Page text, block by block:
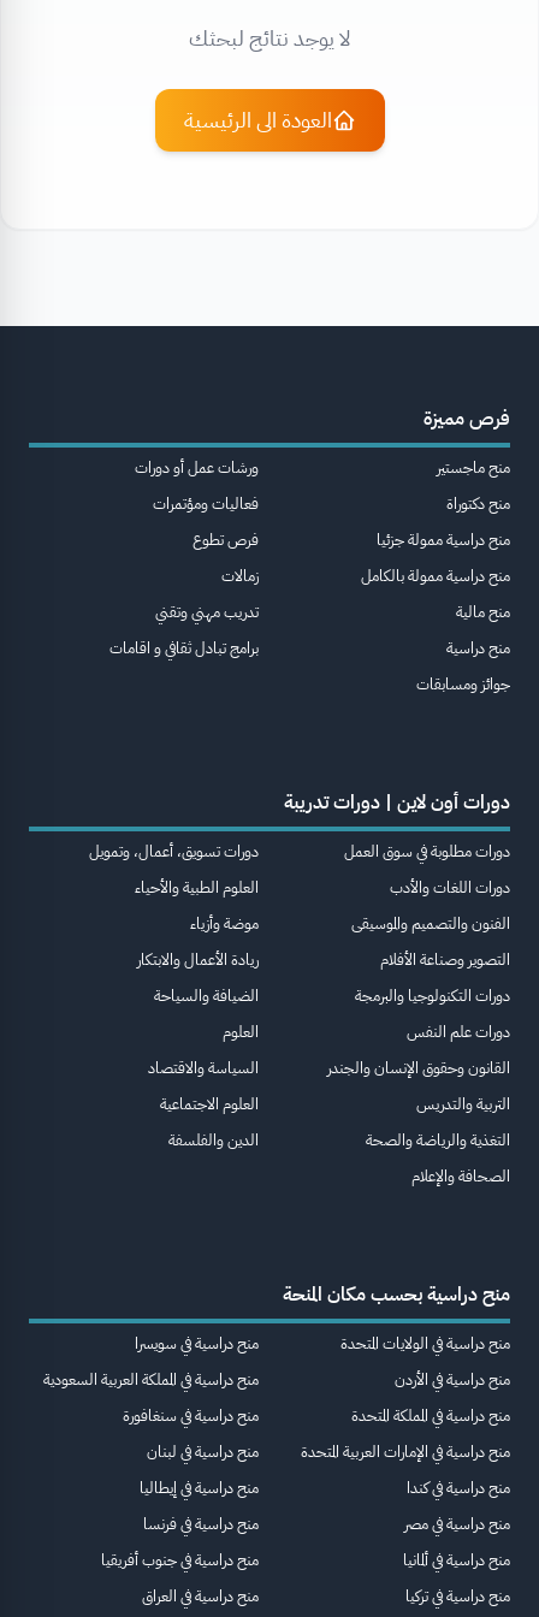
لا يوجد نتائج لبحثك
العودة الى الرئيسية
فرص مميزة
منح ماجستير
منح دكتوراة
منح دراسية ممولة جزئيا
منح دراسية ممولة بالكامل
منح مالية
منح دراسية
جوائز ومسابقات
ورشات عمل أو دورات
فعاليات ومؤتمرات
فرص تطوع
زمالات
تدريب مهني وتقني
برامج تبادل ثقافي و اقامات
دورات أون لاين | دورات تدريبة
دورات مطلوبة في سوق العمل
دورات اللغات والأدب
الفنون والتصميم والموسيقى
التصوير وصناعة الأفلام
دورات التكنولوجيا والبرمجة
دورات علم النفس
القانون وحقوق الإنسان والجندر
التربية والتدريس
التغذية والرياضة والصحة
الصحافة والإعلام
دورات تسويق، أعمال، وتمويل
العلوم الطبية والأحياء
موضة وأزياء
ريادة الأعمال والابتكار
الضيافة والسياحة
العلوم
السياسة والاقتصاد
العلوم الاجتماعية
الدين والفلسفة
منح دراسية بحسب مكان المنحة
منح دراسية في الولايات المتحدة
منح دراسية في الأردن
منح دراسية في المملكة المتحدة
منح دراسية في الإمارات العربية المتحدة
منح دراسية في كندا
منح دراسية في مصر
منح دراسية في ألمانيا
منح دراسية في تركيا
منح دراسية في سويسرا
منح دراسية في المملكة العربية السعودية
منح دراسية في سنغافورة
منح دراسية في لبنان
منح دراسية في إيطاليا
منح دراسية في فرنسا
منح دراسية في جنوب أفريقيا
منح دراسية في العراق